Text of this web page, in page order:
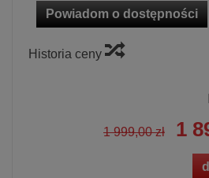
Powiadom o dostępności
Historia ceny
1 999,00 zł 1